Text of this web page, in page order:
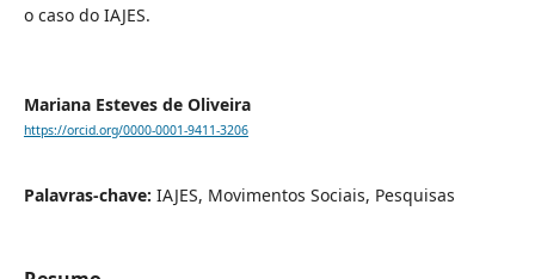
o caso do IAJES.
Mariana Esteves de Oliveira
https://orcid.org/0000-0001-9411-3206
Palavras-chave: IAJES, Movimentos Sociais, Pesquisas